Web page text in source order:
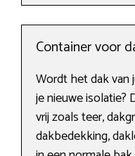
Container voor
Wordt het dak van
je nieuwe isolatie?
vrij zoals teer,
dakbedekking,